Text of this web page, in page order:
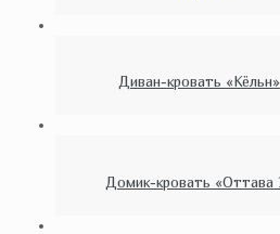
Диван-кровать «Кёльн»
Домик-кровать «Оттава